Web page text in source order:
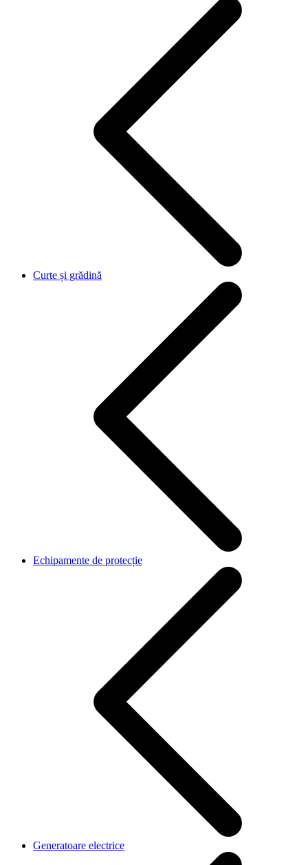
Curte și grădină
Echipamente de protecție
Generatoare electrice